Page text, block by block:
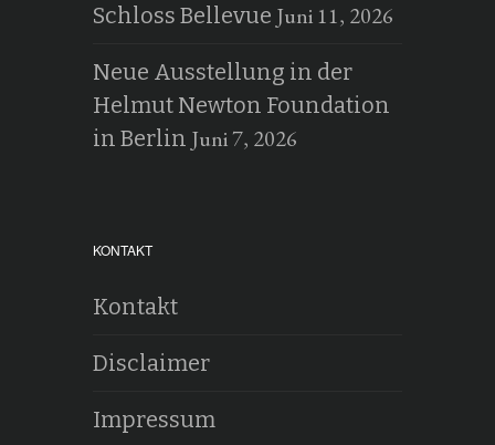
Schloss Bellevue Juni 11, 2026
Neue Ausstellung in der
Helmut Newton Foundation
in Berlin Juni 7, 2026
KONTAKT
Kontakt
Disclaimer
Impressum